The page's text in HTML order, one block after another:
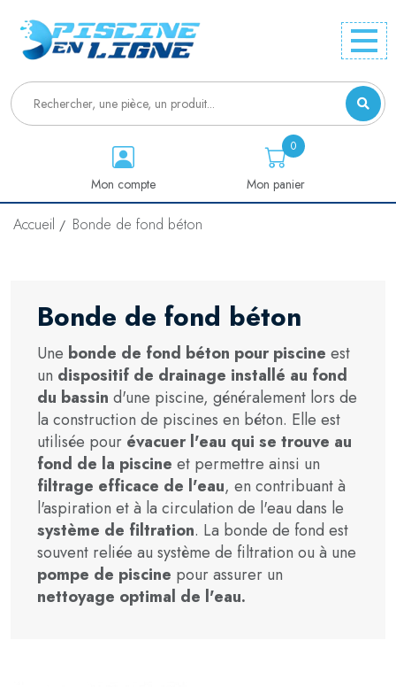
Mon compte Mon panier
0
Accueil Bonde de fond béton
Bonde de fond béton
Une bonde de fond béton pour piscine est
un dispositif de drainage installé au fond
du bassin d'une piscine, généralement lors de
la construction de piscines en béton. Elle est
utilisée pour évacuer l'eau qui se trouve au
fond de la piscine et permettre ainsi un
filtrage efficace de l'eau, en contribuant à
l'aspiration et à la circulation de l'eau dans le
système de filtration. La bonde de fond est
souvent reliée au système de filtration ou à une
pompe de piscine pour assurer un
nettoyage optimal de l'eau.